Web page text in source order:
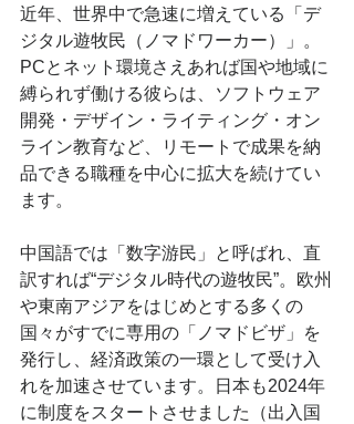
近年、世界中で急速に増えている「デ
ジタル遊牧民（ノマドワーカー）」。
PCとネット環境さえあれば国や地域に
縛られず働ける彼らは、ソフトウェア
開発・デザイン・ライティング・オン
ライン教育など、リモートで成果を納
品できる職種を中心に拡大を続けてい
ます。
中国語では「数字游民」と呼ばれ、直
訳すれば“デジタル時代の遊牧民”。欧州
や東南アジアをはじめとする多くの
国々がすでに専用の「ノマドビザ」を
発行し、経済政策の一環として受け入
れを加速させています。日本も2024年
に制度をスタートさせました（出入国